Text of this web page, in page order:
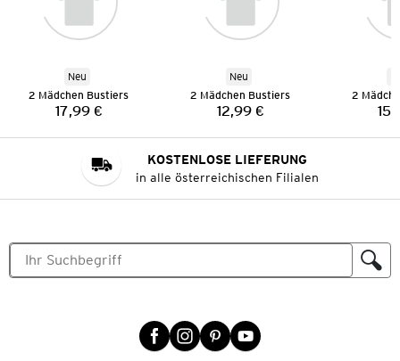
Neu
2 Mädchen Bustiers
Preis:
17,99 €
Neu
2 Mädchen Bustiers
Preis:
12,99 €
2
KOSTENLOSE LIEFERUNG
in alle österreichischen Filialen